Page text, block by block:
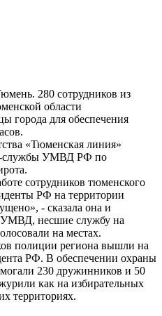
280 сотрудников из
области
города для обеспечения
«Тюменская линия»
службы УМВД РФ по
сотрудников тюменского
РФ на территории
- сказала она и
УМВД, несшие службу на
на местах.
полиции региона вышли на
РФ. В обеспечении охраны
230 дружинников и 50
как на избирательных
территориях.